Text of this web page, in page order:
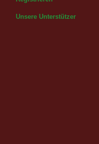
Unsere Unterstützer